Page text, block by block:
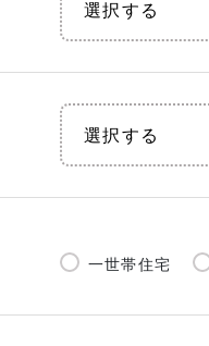
一世帯住宅